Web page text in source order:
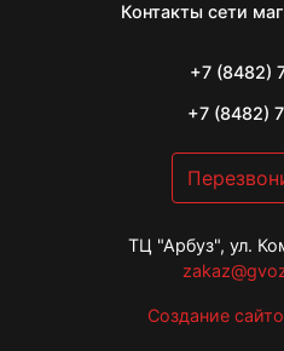
Контакты сети
+7 (8482)
+7 (8482)
ТЦ "Арбуз", ул.
Создание